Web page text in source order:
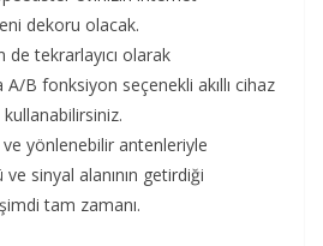
dekoru olacak.
tekrarlayıcı olarak
B fonksiyon seçenekli akıllı cihaz
kullanabilirsiniz.
ve yönlenebilir antenleriyle
sinyal alanının getirdiği
tam zamanı.